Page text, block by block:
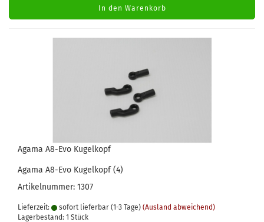
In den Warenkorb
Agama A8-Evo Kugelkopf
Agama A8-Evo Kugelkopf (4)
Artikelnummer: 1307
Lieferzeit: sofort lieferbar (1-3 Tage) (Ausland abweichend)
Lagerbestand: 1 Stück